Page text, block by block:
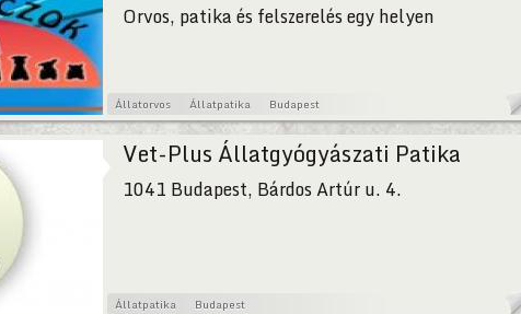
Orvos, patika és felszerelés egy helyen
Állatorvos Állatpatika Budapest
Vet-Plus Állatgyógyászati Patika
1041 Budapest, Bárdos Artúr u. 4.
Állatpatika Budapest